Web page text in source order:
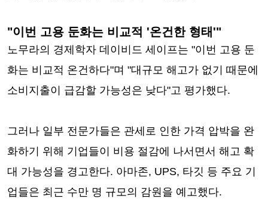
"이번 고용 둔화는 비교적 '온건한 형태'"
노무라의 경제학자 데이비드 세이프는 "이번 고용 둔
화는 비교적 온건하다"며 "대규모 해고가 없기 때문에
소비지출이 급감할 가능성은 낮다"고 평가했다.
그러나 일부 전문가들은 관세로 인한 가격 압박을 완
화하기 위해 기업들이 비용 절감에 나서면서 해고 확
대 가능성을 경고한다. 아마존, UPS, 타깃 등 주요 기
업들은 최근 수만 명 규모의 감원을 예고했다.